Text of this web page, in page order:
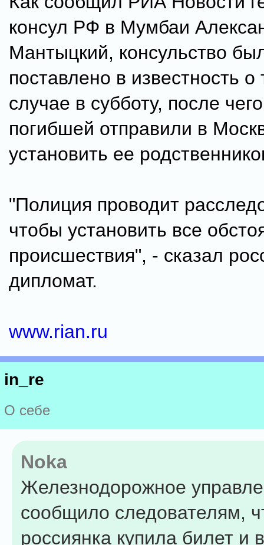
консул РФ в Мумбаи
Мантыцкий, консульство
поставлено в известность о
случае в субботу, после
погибшей отправили в
установить ее
"Полиция проводит
чтобы установить все
происшествия", - сказал
дипломат.
www.rian.ru
in_re
О себе
Noka
Железнодорожное
сообщило следователям,
россиянка купила билет и